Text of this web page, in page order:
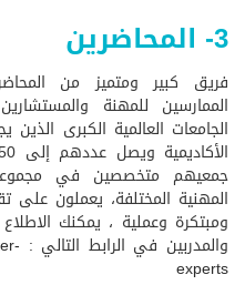
3- المحاضرين
فريق كبير ومتميز من
الممارسين للمهنة
الجامعات العالمية الكبرى الذين
جمعيهم متخصصين في مجموعة
المهنية المختلفة، يعملون على
ومبتكرة وعملية ، يمكنك
والمدربين في الرابط التالي :
experts